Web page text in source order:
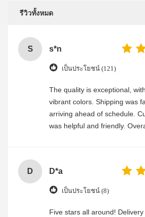
รีวิวทั้งหมด
S s*n
เป็นประโยชน์ (121)
The quality is exceptional,
vibrant colors. Shipping was
arriving ahead of schedule.
was helpful and friendly.
D D*a
เป็นประโยชน์ (8)
Five stars all around!